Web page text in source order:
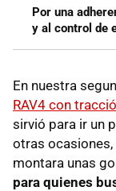
Por una
y al control de
En nuestra
RAV4 con
sirvió para ir un
otras
montara unas
para quienes